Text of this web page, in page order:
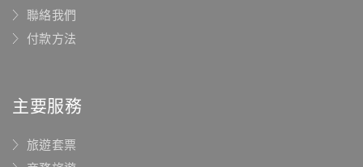
聯絡我們
付款方法
主要服務
旅遊套票